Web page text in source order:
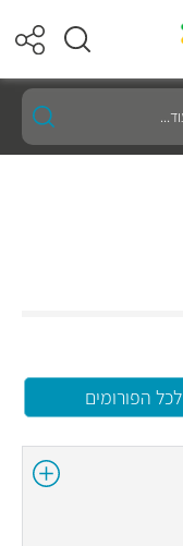
לכל הפורומים